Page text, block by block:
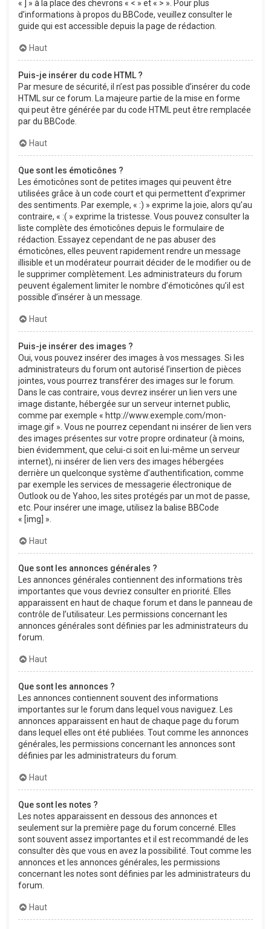
« ] » à la place des chevrons « < » et « > ». Pour plus
d’informations à propos du BBCode, veuillez consulter le
guide qui est accessible depuis la page de rédaction.
Haut
Puis-je insérer du code HTML ?
Par mesure de sécurité, il n’est pas possible d’insérer du code
HTML sur ce forum. La majeure partie de la mise en forme
qui peut être générée par du code HTML peut être remplacée
par du BBCode.
Haut
Que sont les émoticônes ?
Les émoticônes sont de petites images qui peuvent être
utilisées grâce à un code court et qui permettent d’exprimer
des sentiments. Par exemple, « :) » exprime la joie, alors qu’au
contraire, « :( » exprime la tristesse. Vous pouvez consulter la
liste complète des émoticônes depuis le formulaire de
rédaction. Essayez cependant de ne pas abuser des
émoticônes, elles peuvent rapidement rendre un message
illisible et un modérateur pourrait décider de le modifier ou de
le supprimer complètement. Les administrateurs du forum
peuvent également limiter le nombre d’émoticônes qu’il est
possible d’insérer à un message.
Haut
Puis-je insérer des images ?
Oui, vous pouvez insérer des images à vos messages. Si les
administrateurs du forum ont autorisé l’insertion de pièces
jointes, vous pourrez transférer des images sur le forum.
Dans le cas contraire, vous devrez insérer un lien vers une
image distante, hébergée sur un serveur internet public,
comme par exemple « http://www.exemple.com/mon-
image.gif ». Vous ne pourrez cependant ni insérer de lien vers
des images présentes sur votre propre ordinateur (à moins,
bien évidemment, que celui-ci soit en lui-même un serveur
internet), ni insérer de lien vers des images hébergées
derrière un quelconque système d’authentification, comme
par exemple les services de messagerie électronique de
Outlook ou de Yahoo, les sites protégés par un mot de passe,
etc. Pour insérer une image, utilisez la balise BBCode
« [img] ».
Haut
Que sont les annonces générales ?
Les annonces générales contiennent des informations très
importantes que vous devriez consulter en priorité. Elles
apparaissent en haut de chaque forum et dans le panneau de
contrôle de l’utilisateur. Les permissions concernant les
annonces générales sont définies par les administrateurs du
forum.
Haut
Que sont les annonces ?
Les annonces contiennent souvent des informations
importantes sur le forum dans lequel vous naviguez. Les
annonces apparaissent en haut de chaque page du forum
dans lequel elles ont été publiées. Tout comme les annonces
générales, les permissions concernant les annonces sont
définies par les administrateurs du forum.
Haut
Que sont les notes ?
Les notes apparaissent en dessous des annonces et
seulement sur la première page du forum concerné. Elles
sont souvent assez importantes et il est recommandé de les
consulter dès que vous en avez la possibilité. Tout comme les
annonces et les annonces générales, les permissions
concernant les notes sont définies par les administrateurs du
forum.
Haut